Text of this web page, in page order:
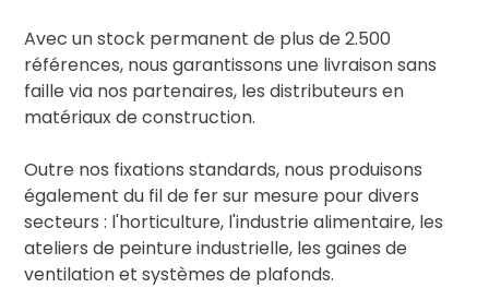
Avec un stock permanent de plus de 2.500
références, nous garantissons une livraison sans
faille via nos partenaires, les distributeurs en
matériaux de construction.
Outre nos fixations standards, nous produisons
également du fil de fer sur mesure pour divers
secteurs : l'horticulture, l'industrie alimentaire, les
ateliers de peinture industrielle, les gaines de
ventilation et systèmes de plafonds.